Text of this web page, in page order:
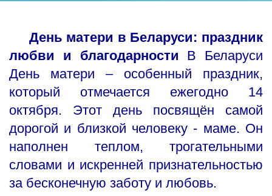
День матери в Беларуси: праздник
любви и благодарности В Беларуси
День матери – особенный праздник,
который отмечается ежегодно 14
октября. Этот день посвящён самой
дорогой и близкой человеку - маме. Он
наполнен теплом, трогательными
словами и искренней признательностью
за бесконечную заботу и любовь.